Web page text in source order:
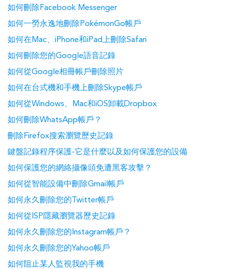
如何刪除Facebook Messenger
如何一勞永逸地刪除PokémonGo帳戶
如何在Mac、iPhone和iPad上刪除Safari
如何刪除您的Google語音記錄
如何從Google相冊帳戶刪除照片
如何在台式機和手機上刪除Skype帳戶
如何從Windows、Mac和iOS卸載Dropbox
如何刪除WhatsApp帳戶？
刪除Firefox搜索瀏覽歷史記錄
鍵盤記錄程序保護-它是什麼以及如何保護您的設備
如何保護您的網絡攝像頭免遭黑客攻擊？
如何從智能設備中刪除Gmail帳戶
如何永久刪除您的Twitter帳戶
如何從ISP隱藏瀏覽器歷史記錄
如何永久刪除您的Instagram帳戶？
如何永久刪除您的Yahoo帳戶
如何阻止某人監視我的手機